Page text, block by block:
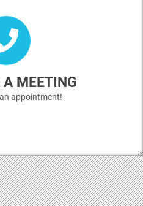
MEETING
appointment!